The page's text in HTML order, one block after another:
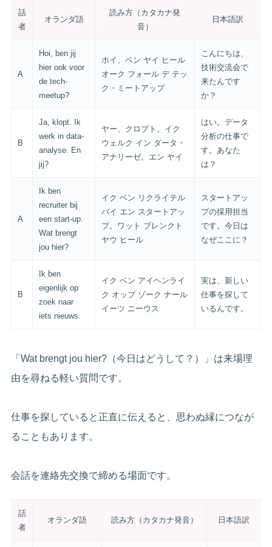
話
者
オランダ語
読み方（カタカナ発
音）
日本語訳
A
Hoi, ben jij
hier ook voor
de tech-
meetup?
ホイ、ベン ヤイ ヒール
オーク フォール デ テッ
ク・ミートアップ
こんにちは、
技術交流会で
来たんです
か？
B
Ja, klopt. Ik
werk in data-
analyse. En
jij?
ヤー、クロプト。イク
ウェルク イン ダータ・
アナリーゼ。エン ヤイ
はい。データ
分析の仕事で
す。あなた
は？
A
Ik ben
recruiter bij
een start-up.
Wat brengt
jou hier?
イク ベン リクライテル
バイ エン スタートアッ
プ。ワット ブレンクト
ヤウ ヒール
スタートアッ
プの採用担当
です。今日は
なぜここに？
B
Ik ben
eigenlijk op
zoek naar
iets nieuws.
イク ベン アイヘンライ
ク オップ ゾーク ナール
イーツ ニーウス
実は、新しい
仕事を探して
いるんです。
「Wat brengt jou hier?（今日はどうして？）」は来場理
由を尋ねる軽い質問です。
仕事を探していると正直に伝えると、思わぬ縁につなが
ることもあります。
会話を連絡先交換で締める場面です。
話
者
オランダ語 読み方（カタカナ発音） 日本語訳